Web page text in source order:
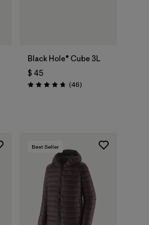
Black Hole® Cube 3L
$ 45
Valoración: 4.8 / 5
(46Comentarios
)
Best Seller